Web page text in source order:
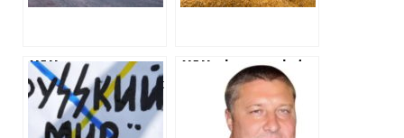
колабораціонізмі
ХАЦ
ідентифікував так
званого
«начальника
ХАЦ дізнався ім’я
ще одного
депутата
Куп’янської